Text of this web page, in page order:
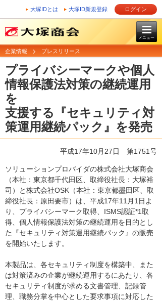
大塚IDとは 大塚ID新規登録 ログイン
メニュー
企業情報 プレスリリース
プライバシーマークや個人
情報保護法対策の継続運用
を
支援する『セキュリティ対
策運用継続パック』を発売
平成17年10月27日 第1751号
ソリューションプロバイダの株式会社大塚商会
（本社：東京都千代田区、取締役社長：大塚裕
司）と株式会社OSK（本社：東京都墨田区、取
締役社長：原田要市）は、平成17年11月1日よ
り、プライバシーマーク取得、ISMS認証*1取
得、個人情報保護法対策の継続運用を目的とし
た『セキュリティ対策運用継続パック』の販売
を開始いたします。
本製品は、各セキュリティ制度を構築中、また
は対策済みの企業が継続運用するにあたり、各
セキュリティ制度が求める文書管理、記録管
理、職務分掌を中心とした要求事項に対応した